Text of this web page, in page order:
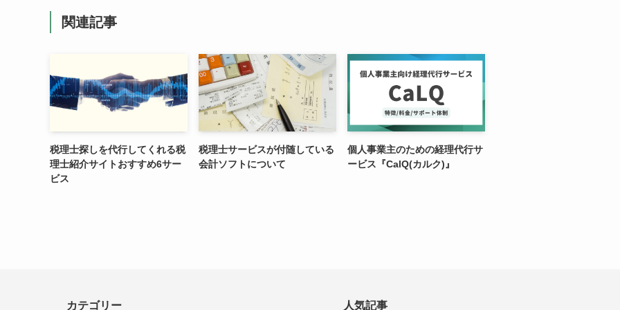
関連記事
税理士探しを代行してくれる税
理士紹介サイトおすすめ6サー
ビス
税理士サービスが付随している
会計ソフトについて
個人事業主のための経理代行サ
ービス『CalQ(カルク)』
カテゴリー 人気記事